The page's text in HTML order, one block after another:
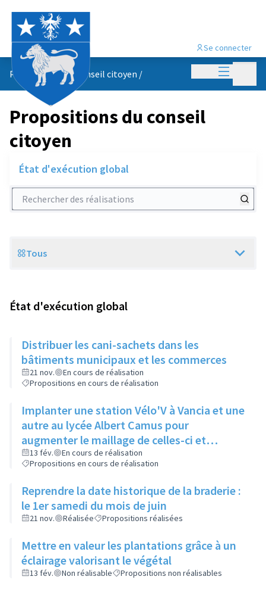
Menu
Se connecter
Propositions du conseil citoyen /
Propositions du conseil
citoyen
État d'exécution global
Rechercher des réalisations
Scope
Tous
État d'exécution global
Distribuer les cani-sachets dans les
bâtiments municipaux et les commerces
21 nov.
En cours de réalisation
Propositions en cours de réalisation
Implanter une station Vélo'V à Vancia et une
autre au lycée Albert Camus pour
augmenter le maillage de celles-ci et
compenser le manque de bus à Vancia
notamment
13 fév.
En cours de réalisation
Propositions en cours de réalisation
Reprendre la date historique de la braderie :
le 1er samedi du mois de juin
21 nov. Réalisée Propositions réalisées
Mettre en valeur les plantations grâce à un
éclairage valorisant le végétal
13 fév. Non réalisable Propositions non réalisables